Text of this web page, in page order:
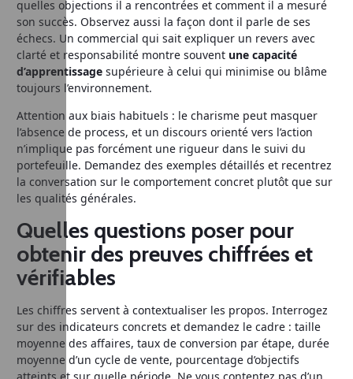
quelles objections il a rencontrées et comment il a mesuré
son succès. Observez aussi la façon dont il parle de ses
échecs. Un commercial qui sait expliquer un revers avec
clarté et responsabilité montre souvent une capacité
d’apprentissage supérieure à celui qui minimise ou blâme
toujours l’environnement.
Attention aux biais habituels : le charisme peut masquer
l’absence de process, et un discours orienté vers l’action
n’implique pas forcément une rigueur dans le suivi du
portefeuille. Demandez des exemples détaillés et recentrez
la conversation sur le comportement concret plutôt que sur
les qualités générales.
Quelles questions poser pour
obtenir des preuves chiffrées et
vérifiables
Les chiffres servent à contextualiser les propos. Interrogez
sur des indicateurs concrets et demandez le cadre : taille
moyenne des affaires, taux de conversion par étape, durée
moyenne d’un cycle de vente, pourcentage d’objectifs
atteints et sur quelle période. Ne vous contentez pas d’un